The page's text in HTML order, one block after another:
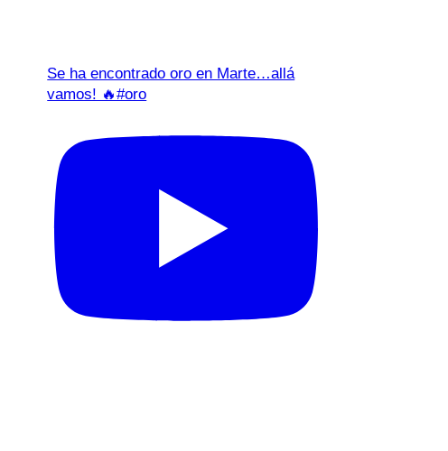
Se ha encontrado oro en Marte…allá
vamos! 🔥#oro